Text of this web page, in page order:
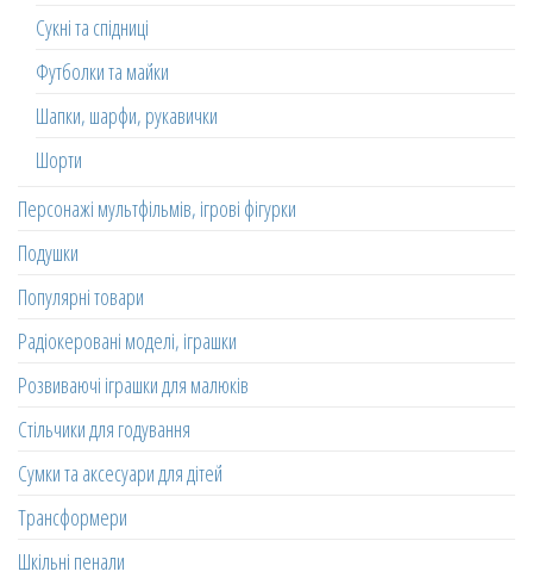
Сукні та спідниці
Футболки та майки
Шапки, шарфи, рукавички
Шорти
Персонажі мультфільмів, ігрові фігурки
Подушки
Популярні товари
Радіокеровані моделі, іграшки
Розвиваючі іграшки для малюків
Стільчики для годування
Сумки та аксесуари для дітей
Трансформери
Шкільні пенали